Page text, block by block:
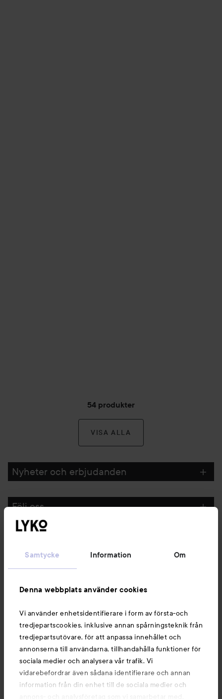
Samtycke Information Om
Denna webbplats använder cookies
Vi använder enhetsidentifierare i form av första-och
tredjepartscookies, inklusive annan spårningsteknik från
tredjepartsutövare, för att anpassa innehållet och
annonserna till användarna, tillhandahålla funktioner för
sociala medier och analysera vår trafik. Vi
vidarebefordrar även sådana identifierare och annan
information från din enhet till de sociala medier och
annons- och analysföretag som vi samarbetar med.
54 produkter
VISA ALLA
Nyheter och erbjudanden
Följ oss
Du kanske också gillar